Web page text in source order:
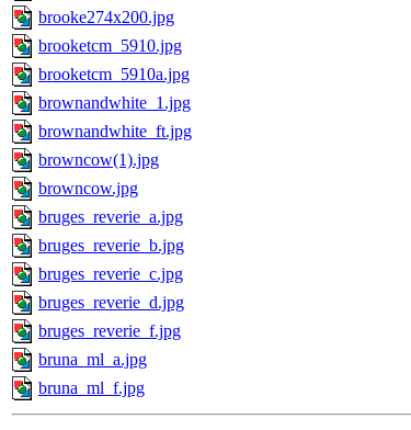
brooke274x200.jpg
brooketcm_5910.jpg
brooketcm_5910a.jpg
brownandwhite_1.jpg
brownandwhite_ft.jpg
browncow(1).jpg
browncow.jpg
bruges_reverie_a.jpg
bruges_reverie_b.jpg
bruges_reverie_c.jpg
bruges_reverie_d.jpg
bruges_reverie_f.jpg
bruna_ml_a.jpg
bruna_ml_f.jpg